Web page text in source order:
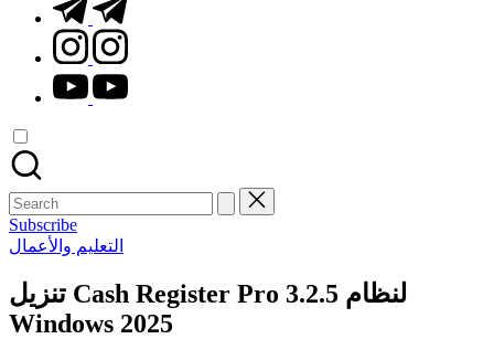
instagram.com
youtube.com
Search
for:
Subscribe
Posted
التعليم والأعمال
تنزيل Cash Register Pro 3.2.5 لنظام
Windows 2025